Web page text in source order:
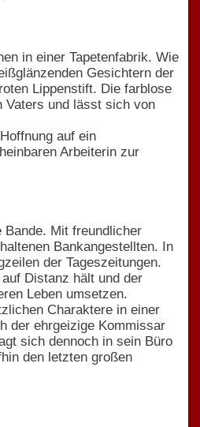
in einer Tapetenfabrik. Wie
Gesichtern der
Lippenstift. Die farblose
Vaters und lässt sich von
auf ein
Arbeiterin zur
Bande. Mit freundlicher
Bankangestellten. In
der Tageszeitungen.
Distanz hält und der
Leben umsetzen.
Charaktere in einer
der ehrgeizige Kommissar
sich dennoch in sein Büro
den letzten großen